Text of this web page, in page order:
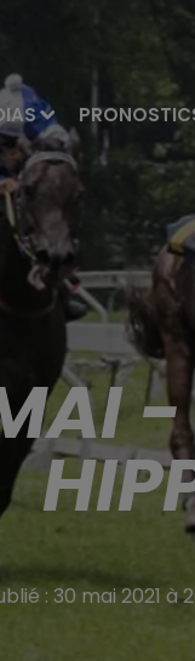
-
: 30 mai 2021